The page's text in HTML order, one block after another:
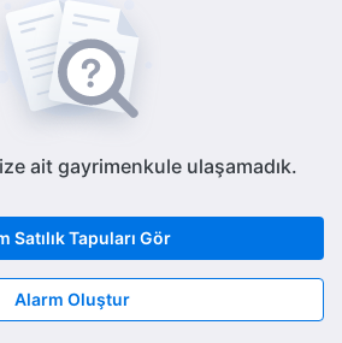
ait gayrimenkule ulaşamadık.
Satılık Tapuları Gör
Alarm Oluştur